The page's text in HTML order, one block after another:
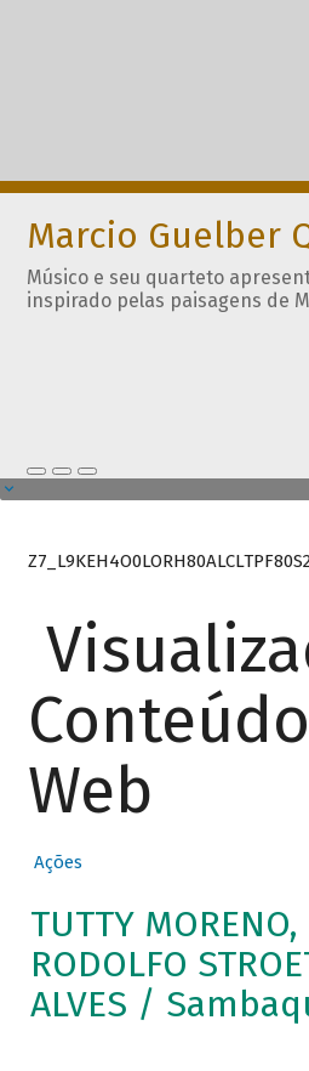
Marcio Guelber
Músico e seu quarteto
inspirado pelas paisagens de
Web
Ações
TUTTY MORENO,
RODOLFO
ALVES /